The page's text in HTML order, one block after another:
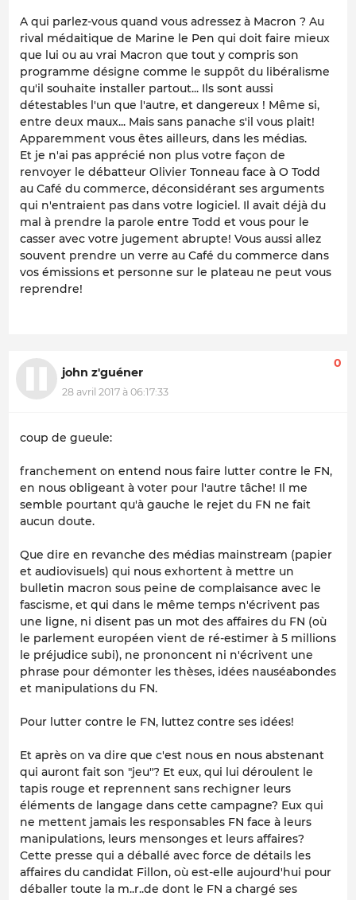
A qui parlez-vous quand vous adressez à Macron ? Au
rival médaitique de Marine le Pen qui doit faire mieux
que lui ou au vrai Macron que tout y compris son
programme désigne comme le suppôt du libéralisme
qu'il souhaite installer partout... Ils sont aussi
détestables l'un que l'autre, et dangereux ! Même si,
entre deux maux... Mais sans panache s'il vous plait!
Apparemment vous êtes ailleurs, dans les médias.
Et je n'ai pas apprécié non plus votre façon de
renvoyer le débatteur Olivier Tonneau face à O Todd
au Café du commerce, déconsidérant ses arguments
qui n'entraient pas dans votre logiciel. Il avait déjà du
mal à prendre la parole entre Todd et vous pour le
casser avec votre jugement abrupte! Vous aussi allez
souvent prendre un verre au Café du commerce dans
vos émissions et personne sur le plateau ne peut vous
reprendre!
john z'guéner
28 avril 2017 à 06:17:33
0
coup de gueule:
franchement on entend nous faire lutter contre le FN,
en nous obligeant à voter pour l'autre tâche! Il me
semble pourtant qu'à gauche le rejet du FN ne fait
aucun doute.
Que dire en revanche des médias mainstream (papier
et audiovisuels) qui nous exhortent à mettre un
bulletin macron sous peine de complaisance avec le
fascisme, et qui dans le même temps n'écrivent pas
une ligne, ni disent pas un mot des affaires du FN (où
le parlement européen vient de ré-estimer à 5 millions
le préjudice subi), ne prononcent ni n'écrivent une
phrase pour démonter les thèses, idées nauséabondes
et manipulations du FN.
Pour lutter contre le FN, luttez contre ses idées!
Et après on va dire que c'est nous en nous abstenant
qui auront fait son "jeu"? Et eux, qui lui déroulent le
tapis rouge et reprennent sans rechigner leurs
éléments de langage dans cette campagne? Eux qui
ne mettent jamais les responsables FN face à leurs
manipulations, leurs mensonges et leurs affaires?
Cette presse qui a déballé avec force de détails les
affaires du candidat Fillon, où est-elle aujourd'hui pour
déballer toute la m..r..de dont le FN a chargé ses